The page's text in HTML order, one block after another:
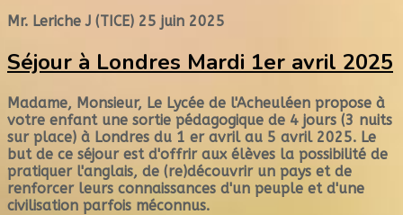
Mr. Leriche J (TICE) 25 juin 2025
Séjour à Londres Mardi 1er avril 2025
Madame, Monsieur, Le Lycée de l'Acheuléen propose à
votre enfant une sortie pédagogique de 4 jours (3 nuits
sur place) à Londres du 1 er avril au 5 avril 2025. Le
but de ce séjour est d'offrir aux élèves la possibilité de
pratiquer l'anglais, de (re)découvrir un pays et de
renforcer leurs connaissances d'un peuple et d'une
civilisation parfois méconnus.